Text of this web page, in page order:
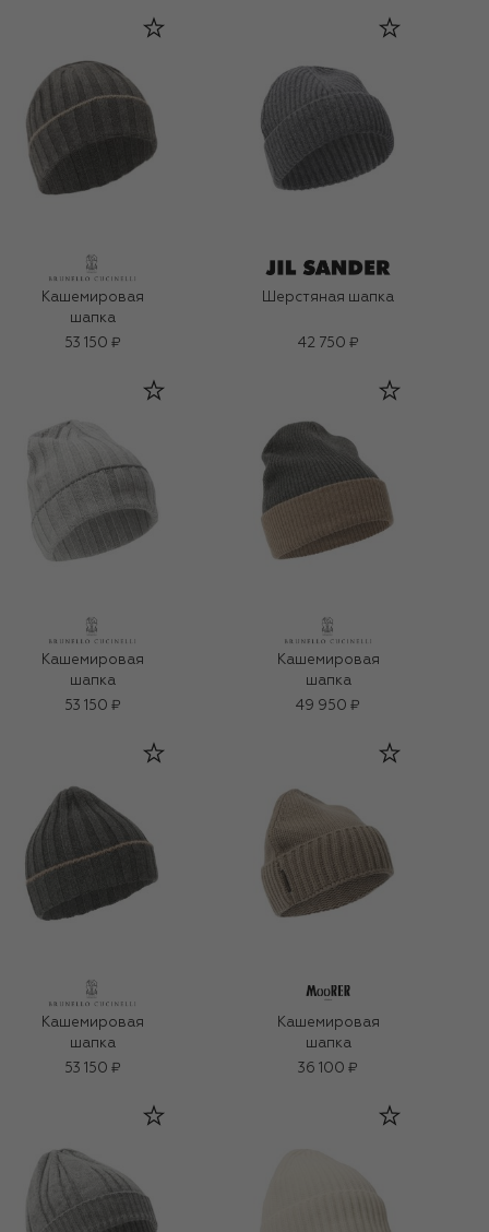
Кашемировая
шапка
53 150 ₽
Шерстяная шапка
42 750 ₽
Кашемировая
шапка
53 150 ₽
Кашемировая
шапка
49 950 ₽
Кашемировая
шапка
53 150 ₽
Кашемировая
шапка
36 100 ₽